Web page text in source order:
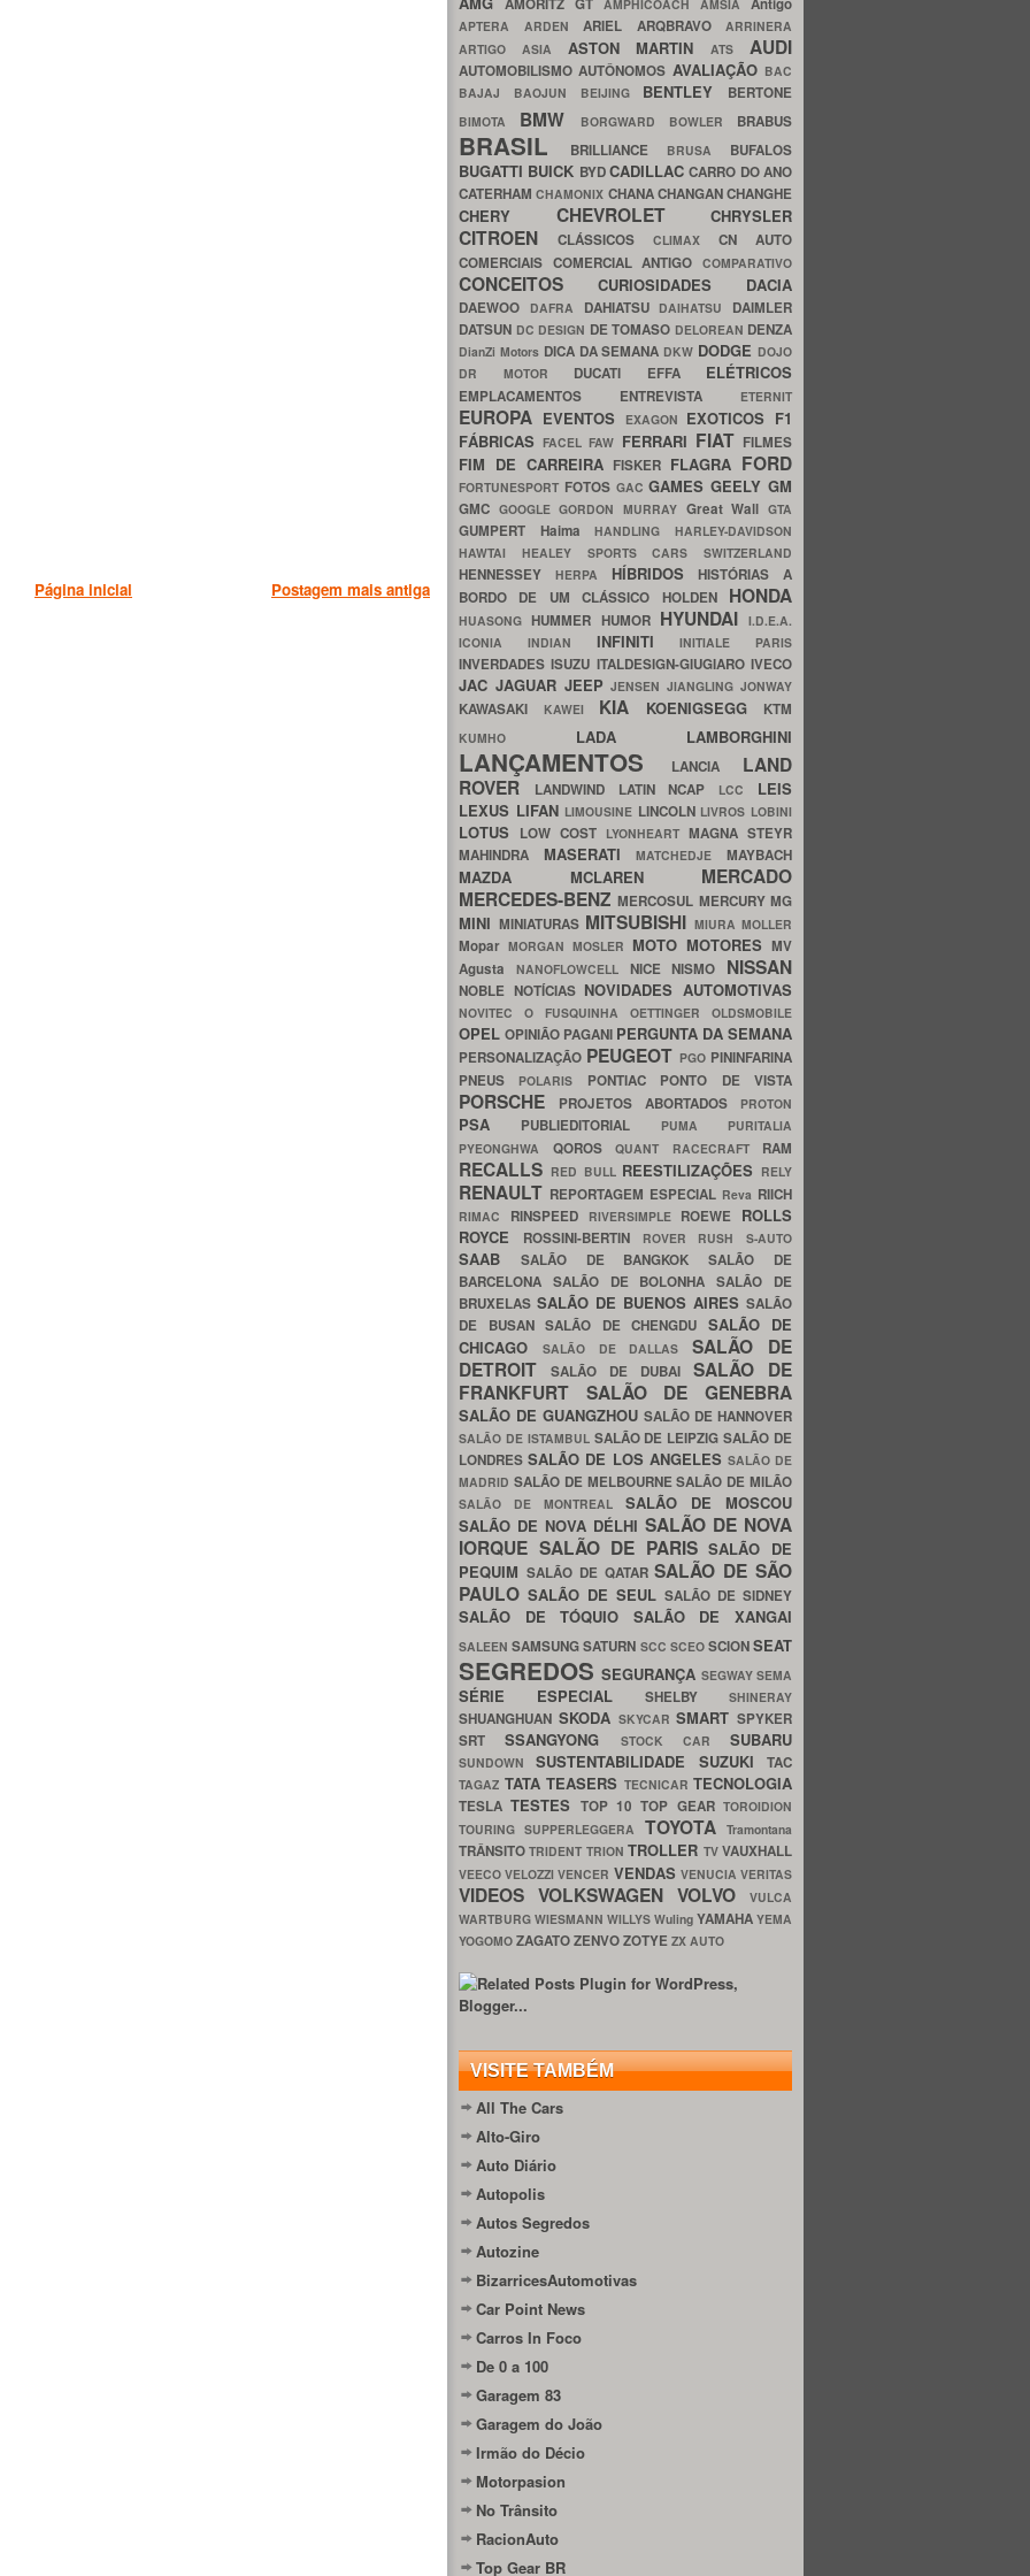
Postagem mais antiga
Página inicial
AMORITZ GT AMPHICOACH AMSIA Antigo
APTERA ARDEN ARIEL ARQBRAVO ARRINERA
ARTIGO ASIA ASTON MARTINATS AUDI
AUTOMOBILISMOAUTÔNOMOS AVALIAÇÃO BAC
BAJAJ BAOJUN BEIJING BENTLEY BERTONE
BIMOTA BMW BORGWARD BOWLER BRABUS
BRASIL BRILLIANCE BRUSA BUFALOS
BUGATTI BUICK BYDCADILLACCARRO DO ANO
CATERHAMCHAMONIX CHANACHANGANCHANGHE
CHERY CHEVROLET CHRYSLER
CITROEN CLÁSSICOS CLIMAX CN AUTO
COMERCIAIS COMERCIAL ANTIGOCOMPARATIVO
CONCEITOS CURIOSIDADES DACIA
DAEWOO DAFRA DAHIATSU DAIHATSU DAIMLER
DATSUN DC DESIGN DE TOMASO DELOREAN DENZA
DianZi Motors DICA DA SEMANA DKW DODGE DOJO
DR MOTOR DUCATI EFFA ELÉTRICOS
EMPLACAMENTOS ENTREVISTA ETERNIT
EUROPA EVENTOS EXAGON EXOTICOS F1
FÁBRICASFACELFAW FERRARI FIAT FILMES
FIM DE CARREIRA FISKER FLAGRA FORD
FORTUNESPORT FOTOS GACGAMESGEELYGM
GMC GOOGLEGORDON MURRAY Great WallGTA
GUMPERT HaimaHANDLINGHARLEY-DAVIDSON
HAWTAI HEALEY SPORTS CARS SWITZERLAND
HENNESSEY HERPA HÍBRIDOSHISTÓRIAS A
BORDO DE UM CLÁSSICO HOLDEN HONDA
HUASONGHUMMER HUMOR HYUNDAI I.D.E.A.
ICONIA INDIAN INFINITIINITIALE PARIS
INVERDADESISUZU ITALDESIGN-GIUGIAROIVECO
JAC JAGUAR JEEPJENSENJIANGLINGJONWAY
KAWASAKI KAWEI KIA KOENIGSEGG KTM
KUMHO LADA LAMBORGHINI
LANÇAMENTOS LANCIA LAND
ROVER
LANDWIND LATIN NCAP LCC LEIS
LEXUS LIFAN LIMOUSINE LINCOLN LIVROS LOBINI
LOTUS LOW COST LYONHEART MAGNA STEYR
MAHINDRA MASERATIMATCHEDJEMAYBACH
MAZDA MCLAREN MERCADO
MERCEDES-BENZMERCOSUL MERCURYMG
MINI MINIATURAS MITSUBISHI MIURA MOLLER
Mopar MORGAN MOSLER MOTO MOTORES MV
Agusta NANOFLOWCELL NICENISMO NISSAN
NOBLE NOTÍCIAS NOVIDADES AUTOMOTIVAS
NOVITEC O FUSQUINHA OETTINGER OLDSMOBILE
OPEL OPINIÃO PAGANI PERGUNTA DA SEMANA
PERSONALIZAÇÃO PEUGEOT PGO PININFARINA
PNEUS
POLARIS PONTIAC PONTO DE VISTA
PORSCHE PROJETOS ABORTADOS PROTON
PSA PUBLIEDITORIAL PUMA PURITALIA
PYEONGHWA QOROS QUANT RACECRAFT RAM
RECALLS RED BULL REESTILIZAÇÕES RELY
RENAULT REPORTAGEM ESPECIAL Reva RIICH
RIMAC RINSPEED RIVERSIMPLE ROEWE ROLLS
ROYCE
ROSSINI-BERTIN ROVER RUSH S-AUTO
SAAB SALÃO DE BANGKOKSALÃO DE
BARCELONA SALÃO DE BOLONHASALÃO DE
BRUXELAS SALÃO DE BUENOS AIRES SALÃO
DE BUSAN SALÃO DE CHENGDU SALÃO DE
CHICAGO
SALÃO DE DALLASSALÃO DE
DETROIT
SALÃO DE DUBAI SALÃO DE
FRANKFURT SALÃO DE GENEBRA
SALÃO DE GUANGZHOU SALÃO DE HANNOVER
SALÃO DE ISTAMBUL SALÃO DE LEIPZIGSALÃO DE
LONDRESSALÃO DE LOS ANGELES SALÃO DE
MADRID SALÃO DE MELBOURNESALÃO DE MILÃO
SALÃO DE MONTREAL SALÃO DE MOSCOU
SALÃO DE NOVA DÉLHI SALÃO DE NOVA
IORQUE SALÃO DE PARISSALÃO DE
PEQUIM SALÃO DE QATARSALÃO DE SÃO
PAULO SALÃO DE SEUL SALÃO DE SIDNEY
SALÃO DE TÓQUIO SALÃO DE XANGAI
SALEENSAMSUNGSATURN SCC SCEO SCIONSEAT
SEGREDOSSEGURANÇA SEGWAYSEMA
SÉRIE ESPECIAL SHELBY SHINERAY
SHUANGHUAN SKODA SKYCARSMART SPYKER
SRTSSANGYONG STOCK CAR SUBARU
SUNDOWNSUSTENTABILIDADE SUZUKITAC
TAGAZ TATA TEASERS TECNICAR TECNOLOGIA
TESLATESTES TOP 10TOP GEARTOROIDION
TOURING SUPPERLEGGERA TOYOTATramontana
TRÂNSITOTRIDENT TRIONTROLLER TVVAUXHALL
VEECOVELOZZIVENCER VENDAS VENUCIAVERITAS
VIDEOS VOLKSWAGEN VOLVO
VULCA
WARTBURG WIESMANN WILLYS Wuling YAMAHA YEMA
YOGOMO ZAGATOZENVOZOTYE ZX AUTO
VISITE TAMBÉM
All The Cars
Alto-Giro
Auto Diário
Autopolis
Autos Segredos
Autozine
BizarricesAutomotivas
Car Point News
Carros In Foco
De 0 a 100
Garagem 83
Garagem do João
Irmão do Décio
Motorpasion
No Trânsito
RacionAuto
Top Gear BR